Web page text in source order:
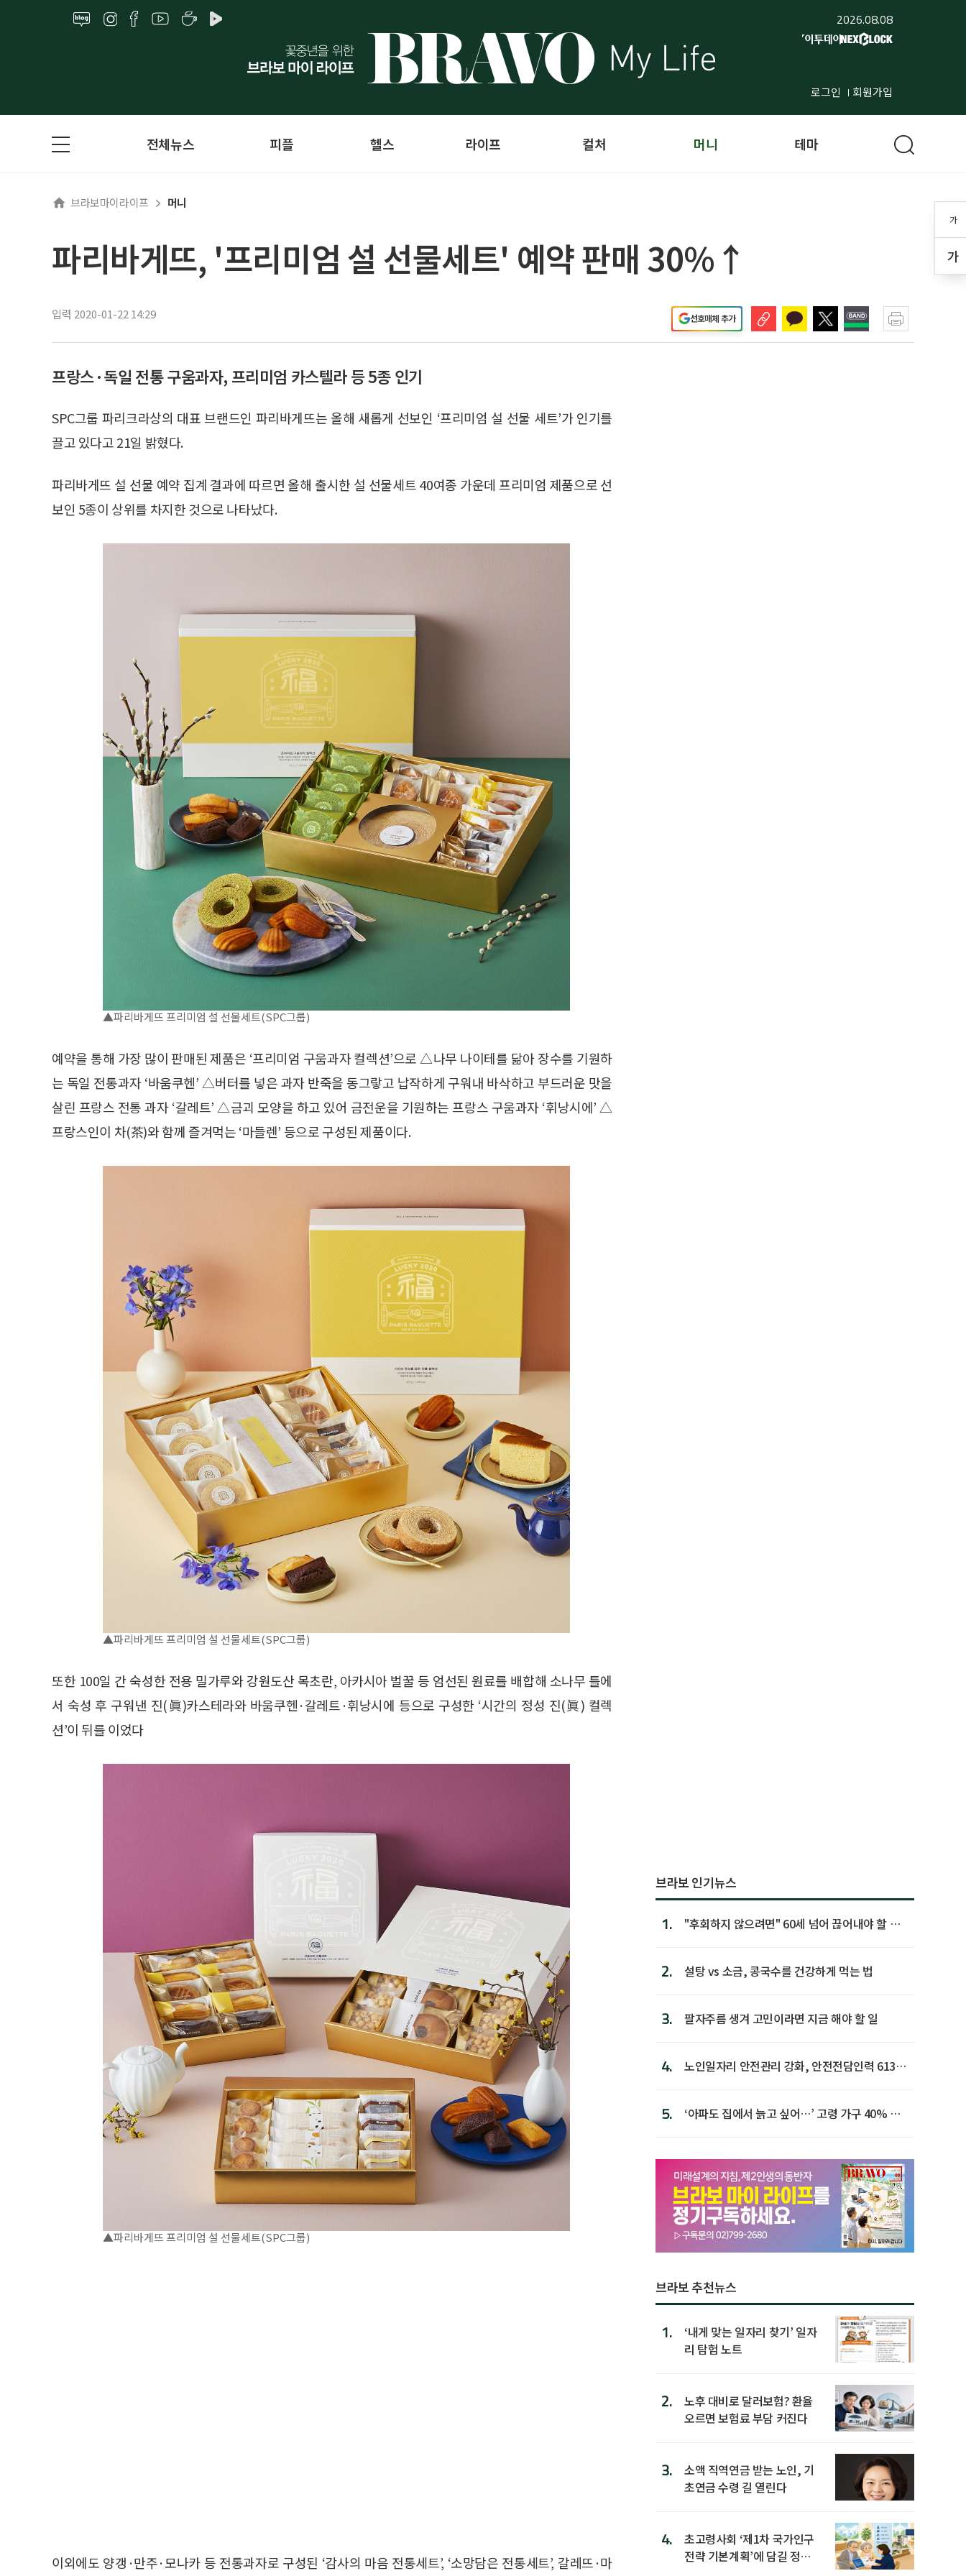
2026.08.08
로그인 회원가입
가
가
전체뉴스 피플 헬스 라이프 컬처 머니 테마
브라보마이라이프 머니
파리바게뜨, '프리미엄 설 선물세트' 예약 판매 30%↑
입력 2020-01-22 14:29 선호매체 추가
프랑스·독일 전통 구움과자, 프리미엄 카스텔라 등 5종 인기
SPC그룹 파리크라상의 대표 브랜드인 파리바게뜨는 올해 새롭게 선보인 ‘프리미엄 설 선물 세트’가 인기를
끌고 있다고 21일 밝혔다.
파리바게뜨 설 선물 예약 집계 결과에 따르면 올해 출시한 설 선물세트 40여종 가운데 프리미엄 제품으로 선
보인 5종이 상위를 차지한 것으로 나타났다.
▲파리바게뜨 프리미엄 설 선물세트(SPC그룹)
예약을 통해 가장 많이 판매된 제품은 ‘프리미엄 구움과자 컬렉션’으로 △나무 나이테를 닮아 장수를 기원하
는 독일 전통과자 ‘바움쿠헨’ △버터를 넣은 과자 반죽을 동그랗고 납작하게 구워내 바삭하고 부드러운 맛을
살린 프랑스 전통 과자 ‘갈레트’ △금괴 모양을 하고 있어 금전운을 기원하는 프랑스 구움과자 ‘휘낭시에’ △
프랑스인이 차(茶)와 함께 즐겨먹는 ‘마들렌’ 등으로 구성된 제품이다.
▲파리바게뜨 프리미엄 설 선물세트(SPC그룹)
또한 100일 간 숙성한 전용 밀가루와 강원도산 목초란, 아카시아 벌꿀 등 엄선된 원료를 배합해 소나무 틀에
서 숙성 후 구워낸 진(眞)카스테라와 바움쿠헨·갈레트·휘낭시에 등으로 구성한 ‘시간의 정성 진(眞) 컬렉
션’이 뒤를 이었다
▲파리바게뜨 프리미엄 설 선물세트(SPC그룹)
이외에도 양갱·만주·모나카 등 전통과자로 구성된 ‘감사의 마음 전통세트’, ‘소망담은 전통세트’, 갈레뜨·마
브라보 인기뉴스
1.
"후회하지 않으려면" 60세 넘어 끊어내야 할 사
2. 설탕 vs 소금, 콩국수를 건강하게 먹는 법
3. 팔자주름 생겨 고민이라면 지금 해야 할 일
4.
노인일자리 안전관리 강화, 안전전담인력 613명
5.
‘아파도 집에서 늙고 싶어…’ 고령 가구 40% 노
브라보 추천뉴스
1.
‘내게 맞는 일자리 찾기’ 일자
리 탐험 노트
2.
노후 대비로 달러보험? 환율
오르면 보험료 부담 커진다
3.
소액 직역연금 받는 노인, 기
초연금 수령 길 열린다
4.
초고령사회 ‘제1차 국가인구
전략 기본계획’에 담길 정책